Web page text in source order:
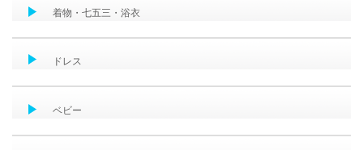
着物・七五三・浴衣
ドレス
ベビー